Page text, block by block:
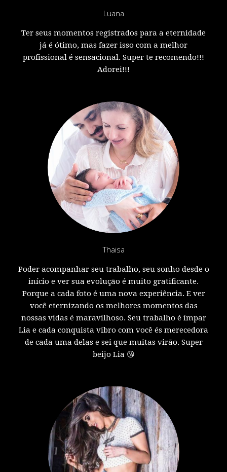
Luana
Ter seus momentos registrados para a eternidade
já é ótimo, mas fazer isso com a melhor
profissional é sensacional. Super te recomendo!!!
Adorei!!!
Thaisa
Poder acompanhar seu trabalho, seu sonho desde o
início e ver sua evolução é muito gratificante.
Porque a cada foto é uma nova experiência. E ver
você eternizando os melhores momentos das
nossas vidas é maravilhoso. Seu trabalho é ímpar
Lia e cada conquista vibro com você és merecedora
de cada uma delas e sei que muitas virão. Super
beijo Lia 😘